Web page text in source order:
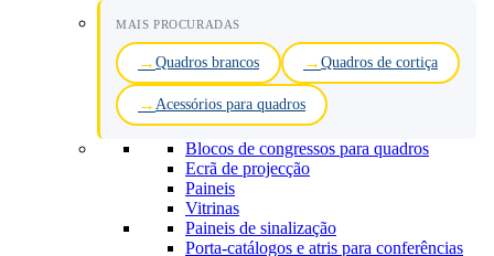
MAIS PROCURADAS
Quadros brancos Quadros de cortiça
Acessórios para quadros
Blocos de congressos para quadros
Ecrã de projecção
Paineis
Vitrinas
Paineis de sinalização
Porta-catálogos e atris para conferências